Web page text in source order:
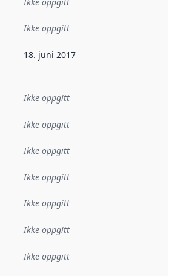
:
Ikke oppgitt
datoen sier når dataene i dette
18. juni 2017
Ikke oppgitt
Ikke oppgitt
Ikke oppgitt
Ikke oppgitt
Ikke oppgitt
Ikke oppgitt
:
Ikke oppgitt